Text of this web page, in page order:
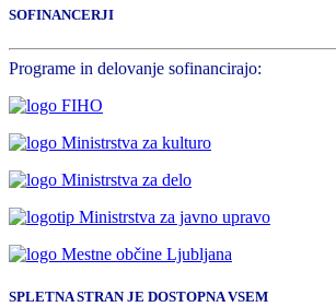
SOFINANCERJI
Programe in delovanje sofinancirajo:
SPLETNA STRAN JE DOSTOPNA VSEM